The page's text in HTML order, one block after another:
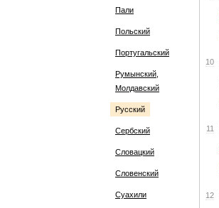
Пали
Польский
Португальский
Румынский,
Молдавский
Русский
Сербский
Словацкий
Словенский
Суахили
10
11
12